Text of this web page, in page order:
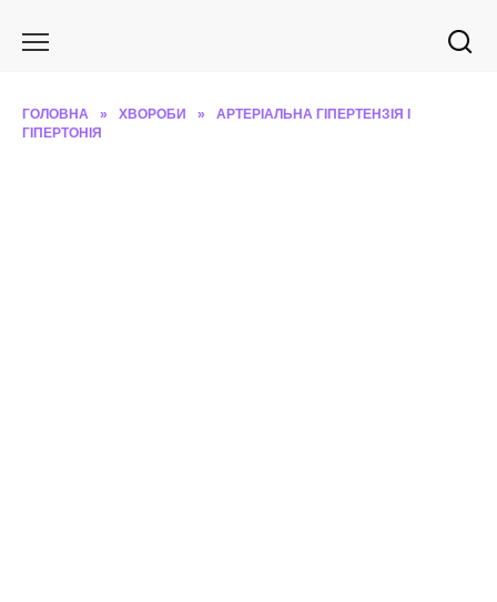
ГОЛОВНА » ХВОРОБИ »
АРТЕРІАЛЬНА ГІПЕРТЕНЗІЯ І
ГІПЕРТОНІЯ